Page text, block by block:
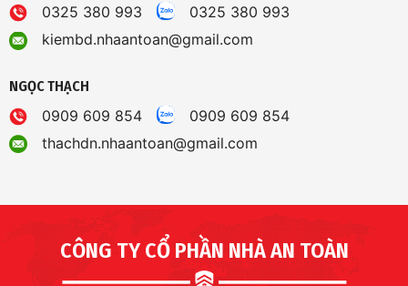
0325 380 993
0325 380 993
kiembd.nhaantoan@gmail.com
NGỌC THẠCH
0909 609 854
0909 609 854
thachdn.nhaantoan@gmail.com
CÔNG TY CỔ PHẦN NHÀ AN TOÀN